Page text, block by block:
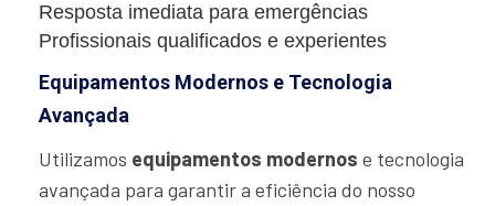
Resposta imediata para emergências
Profissionais qualificados e experientes
Equipamentos Modernos e Tecnologia
Avançada
Utilizamos equipamentos modernos e tecnologia
avançada para garantir a eficiência do nosso